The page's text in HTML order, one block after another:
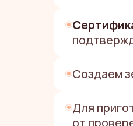
Создаем
Для
от